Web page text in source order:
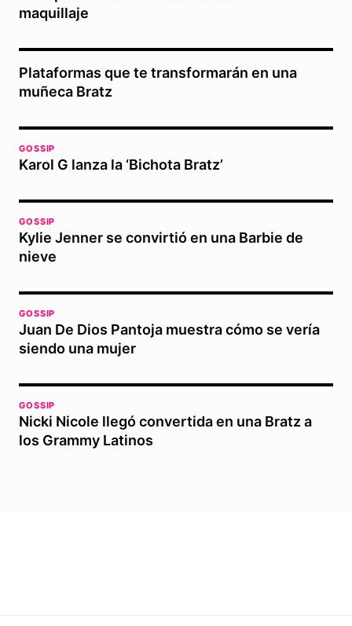
maquillaje
Plataformas que te transformarán en una
muñeca Bratz
GOSSIP
Karol G lanza la ‘Bichota Bratz’
GOSSIP
Kylie Jenner se convirtió en una Barbie de
nieve
GOSSIP
Juan De Dios Pantoja muestra cómo se vería
siendo una mujer
GOSSIP
Nicki Nicole llegó convertida en una Bratz a
los Grammy Latinos